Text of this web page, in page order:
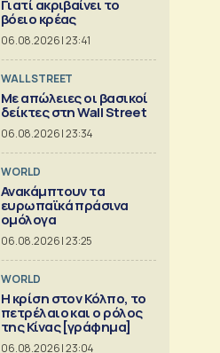
Γιατί ακριβαίνει το
βόειο κρέας
06.08.2026 | 23:41
WALL STREET
Με απώλειες οι βασικοί
δείκτες στη Wall Street
06.08.2026 | 23:34
WORLD
Ανακάμπτουν τα
ευρωπαϊκά πράσινα
ομόλογα
06.08.2026 | 23:25
WORLD
Η κρίση στoν Κόλπο, το
πετρέλαιο και ο ρόλος
της Κίνας [γράφημα]
06.08.2026 | 23:04